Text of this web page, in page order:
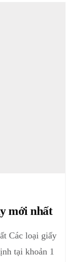
mới nhất
Các loại giấy
tại khoản 1